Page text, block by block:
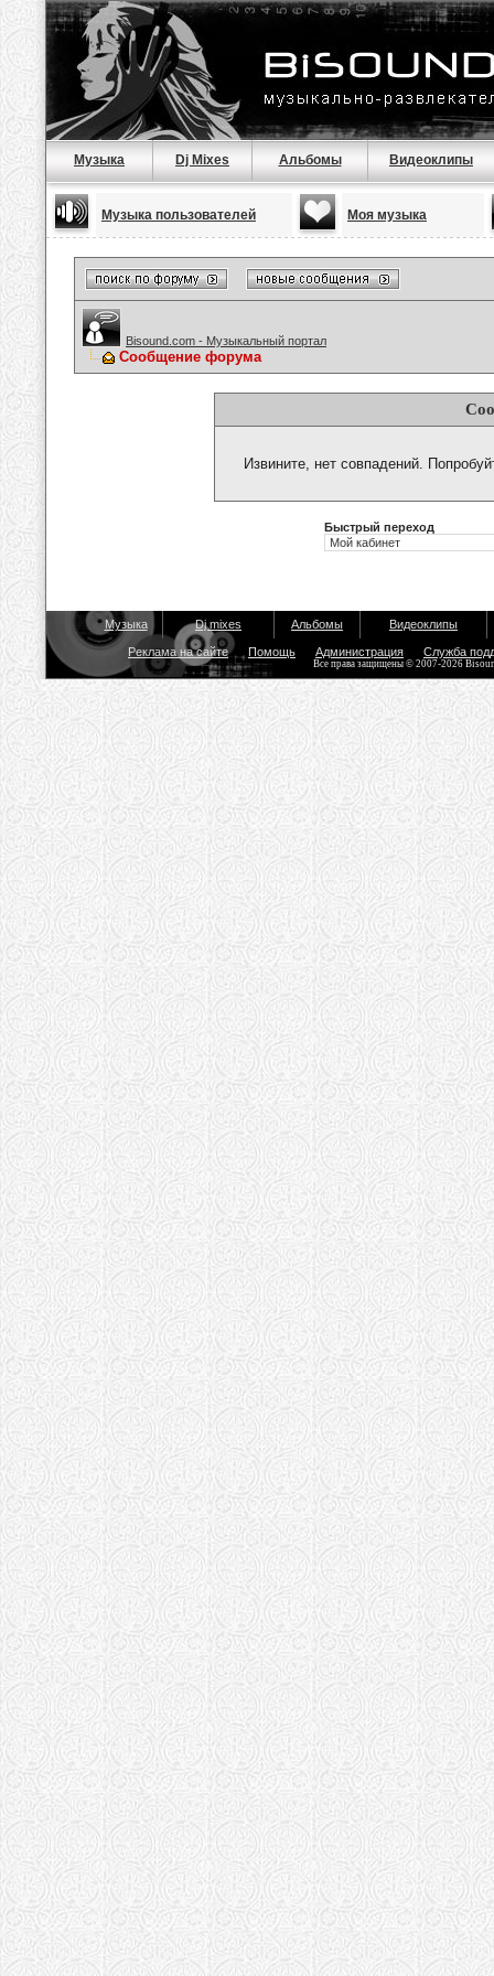
Музыка Dj Mixes Альбомы Видеоклипы
Музыка пользователей Моя музыка
Bisound.com - Музыкальный портал
Сообщение форума
Извините, нет совпадений.
Быстрый переход
Музыка Dj mixes Альбомы Видеоклипы
Реклама на сайте Помощь Администрация Служба
Все права защищены © 2007-2026